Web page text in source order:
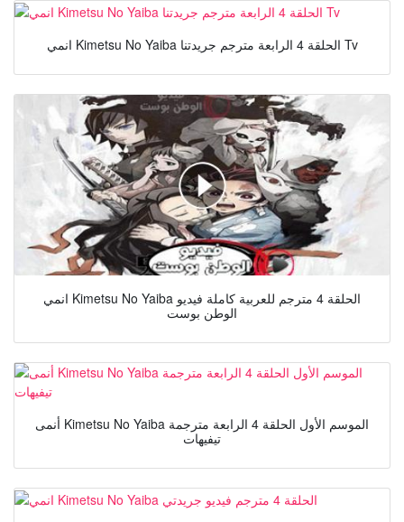
انمي Kimetsu No Yaiba الحلقة 4 الرابعة مترجم جريدتنا Tv
انمي Kimetsu No Yaiba الحلقة 4 مترجم للعربية كاملة فيديو
الوطن بوست
أنمى Kimetsu No Yaiba الموسم الأول الحلقة 4 الرابعة مترجمة
تيفيهات